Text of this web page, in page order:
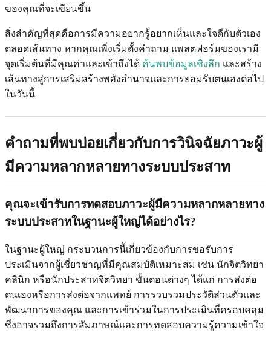
ของคุณที่จะเขียนขึ้น
สิ่งสำคัญที่สุดคือการมีความอยากรู้อยากเห็นและใจดีกับตัวเอง
ตลอดเส้นทาง หากคุณเพิ่งเริ่มตั้งคำถาม แพลตฟอร์มของเรามี
จุดเริ่มต้นที่มีคุณค่าและเข้าถึงได้ ค้นพบข้อมูลเชิงลึก และสร้าง
เส้นทางสู่การเสริมสร้างพลังอำนาจและการยอมรับตนเองต่อไป
ในวันนี้
คำถามที่พบบ่อยเกี่ยวกับการวินิจฉัยภาวะผู้
มีความหลากหลายทางระบบประสาท
คุณจะเข้ารับการทดสอบภาวะผู้มีความหลากหลายทาง
ระบบประสาทในฐานะผู้ใหญ่ได้อย่างไร?
ในฐานะผู้ใหญ่ กระบวนการนี้เกี่ยวข้องกับการขอรับการ
ประเมินจากผู้เชี่ยวชาญที่มีคุณสมบัติเหมาะสม เช่น นักจิตวิทยา
คลินิก หรือนักประสาทจิตวิทยา ขั้นตอนต่างๆ ได้แก่ การส่งต่อ
ตนเองหรือการส่งต่อจากแพทย์ การรวบรวมประวัติส่วนตัวและ
พัฒนาการของคุณ และการเข้าร่วมในการประเมินที่ครอบคลุม
ซึ่งอาจรวมถึงการสัมภาษณ์และการทดสอบความรู้ความเข้าใจ